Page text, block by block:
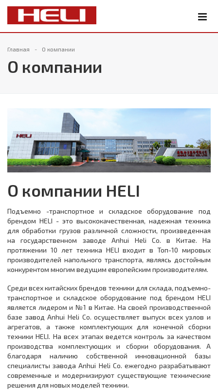
Главная О компании
О компании
О компании HELI
Подъемно -транспортное и складское оборудование под
брендом HELI - это высококачественная, надежная техника
для обработки грузов различной сложности, произведенная
на государственном заводе Anhui Heli Co. в Китае. На
протяжении 10 лет техника HELI входит в Топ-10 мировых
производителей напольного транспорта, являясь достойным
конкурентом многим ведущим европейским производителям.
Среди всех китайских брендов техники для склада, подъемно-
транспортное и складское оборудование под брендом HELI
является лидером и №1 в Китае. На своей производственной
базе завод Anhui Heli Co. осуществляет выпуск всех узлов и
агрегатов, а также комплектующих для конечной сборки
техники HELI. На всех этапах ведется контроль за качеством
производства комплектующих и сборки оборудования. А
благодаря наличию собственной инновационной базы
специалисты завода Anhui Heli Co. ежегодно разрабатывают
современные и модернизируют существующие технические
решения для новых моделей техники.